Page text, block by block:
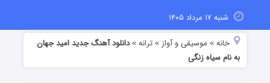
شنبه ۱۷ مرداد ۱۴۰۵
خانه » موسیقی و آواز »ترانه »دانلود آهنگ جدید امید جهان
به نام سیاه زنگی